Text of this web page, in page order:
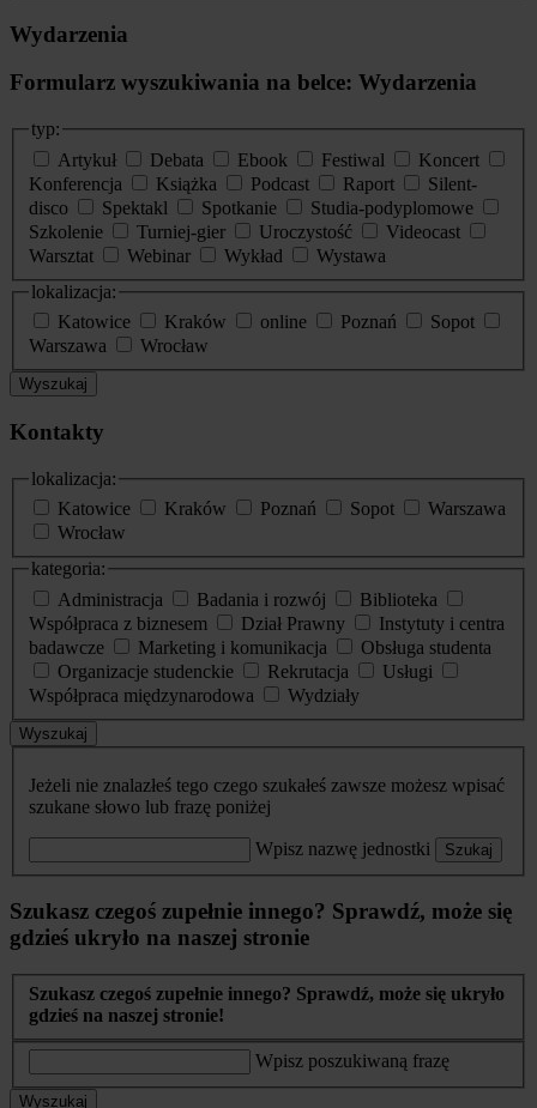
Wydarzenia
Formularz wyszukiwania na belce: Wydarzenia
typ:
Artykuł
Debata Ebook Festiwal
Koncert
Konferencja
Książka Podcast Raport
Silent-
disco
Spektakl Spotkanie
Studia-podyplomowe
Szkolenie
Turniej-gier Uroczystość
Videocast
Warsztat
Webinar Wykład
Wystawa
lokalizacja:
Katowice
Kraków online Poznań
Sopot
Warszawa
Wrocław
Wyszukaj
Kontakty
lokalizacja:
Katowice
Kraków Poznań Sopot
Warszawa
Wrocław
kategoria:
Administracja
Badania i rozwój
Biblioteka
Współpraca z biznesem
Dział Prawny
Instytuty i centra
badawcze
Marketing i komunikacja
Obsługa studenta
Organizacje studenckie
Rekrutacja
Usługi
Współpraca międzynarodowa
Wydziały
Wyszukaj
Jeżeli nie znalazłeś tego czego szukałeś zawsze możesz wpisać
szukane słowo lub frazę poniżej
Wpisz nazwę jednostki Szukaj
Szukasz czegoś zupełnie innego? Sprawdź, może się
gdzieś ukryło na naszej stronie
Szukasz czegoś zupełnie innego? Sprawdź, może się ukryło
gdzieś na naszej stronie!
Wpisz poszukiwaną frazę
Wyszukaj